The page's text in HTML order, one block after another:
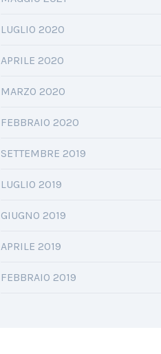
LUGLIO 2020
APRILE 2020
MARZO 2020
FEBBRAIO 2020
SETTEMBRE 2019
LUGLIO 2019
GIUGNO 2019
APRILE 2019
FEBBRAIO 2019